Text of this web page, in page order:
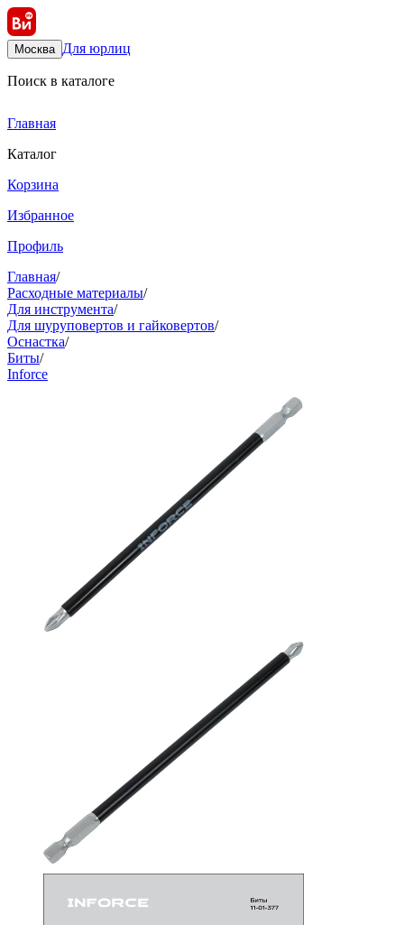
Москва Для юрлиц
Поиск в каталоге
Главная
Каталог
Корзина
Избранное
Профиль
Главная/
Расходные материалы/
Для инструмента/
Для шуруповертов и гайковертов/
Оснастка/
Биты/
Inforce